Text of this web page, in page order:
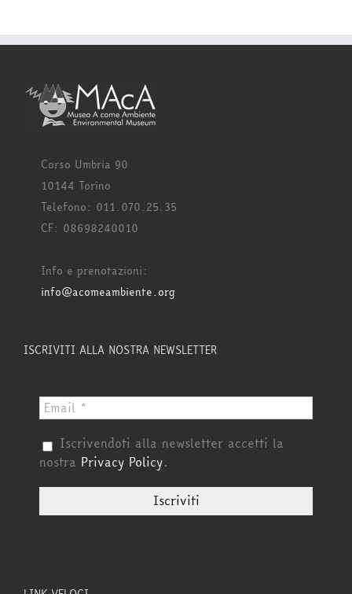
Corso Umbria 90
10144 Torino
Telefono: 011.070.25.35
CF: 08698240010
Info e prenotazioni:
info@acomeambiente.org
ISCRIVITI ALLA NOSTRA NEWSLETTER
Iscrivendoti alla newsletter accetti la
nostra Privacy Policy.